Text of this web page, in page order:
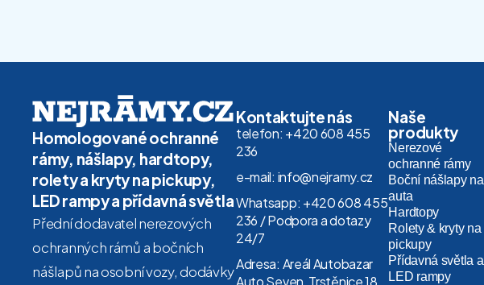
Homologované ochranné
rámy, nášlapy, hardtopy,
rolety a kryty na pickupy,
LED rampy a přídavná světla
Přední dodavatel nerezových
ochranných rámů a bočních
nášlapů na osobní vozy, dodávky
Kontaktujte nás
telefon: +420 608 455
236
e-mail: info@nejramy.cz
Whatsapp: +420 608 455
236 / Podpora a dotazy
24/7
Adresa: Areál Autobazar
Auto Seven, Trstěnice 18,
Naše
produkty
Nerezové
ochranné rámy
Boční nášlapy na
auta
Hardtopy
Rolety & kryty na
pickupy
Přídavná světla a
LED rampy